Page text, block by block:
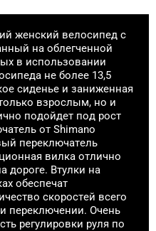
женский велосипед с
на облегченной
в использовании
не более 13,5
сиденье и заниженная
взрослым, но и
подойдет под рост
от Shimano
переключатель
вилка отлично
дороге. Втулки на
обеспечат
скоростей всего
переключении. Очень
регулировки руля по